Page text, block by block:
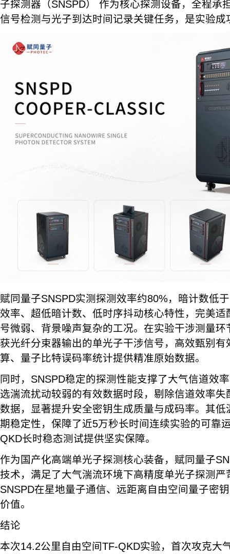
子探测器（SNSPD） 作为核心探测设备，全程承
信号检测与光子到达时间记录关键任务，是实验成
赋同量子SNSPD实测探测效率约80%，暗计数
效率、超低暗计数、低时序抖动核心特性，完美
号微弱、背景噪声复杂的工况。在实验干涉测量环
获光纤分束器输出的单光子干涉信号，高效甄别
算、量子比特误码率统计提供精准原始数据。
同时，SNSPD稳定的探测性能支撑了大气信道效
选湍流扰动较弱的有效数据时段，剔除信道效率
数据，显著提升安全密钥生成质量与成码率。其
期稳定性，保障了近5万秒长时间连续实验的可靠
QKD长时稳态测试提供坚实保障。
作为国产化高端单光子探测核心装备，赋同量子
技术，满足了大气湍流环境下高精度单光子探测严
SNSPD在星地量子通信、远距离自由空间量子密
价值。
结论
本次14.2公里自由空间TF-QKD实验，首次攻克大